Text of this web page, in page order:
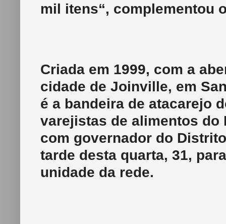
mil itens“, complementou
Criada em 1999, com a
cidade de Joinville, em
é a bandeira de atacarejo
varejistas de alimentos do
com governador do
tarde desta quarta, 31,
unidade da rede.